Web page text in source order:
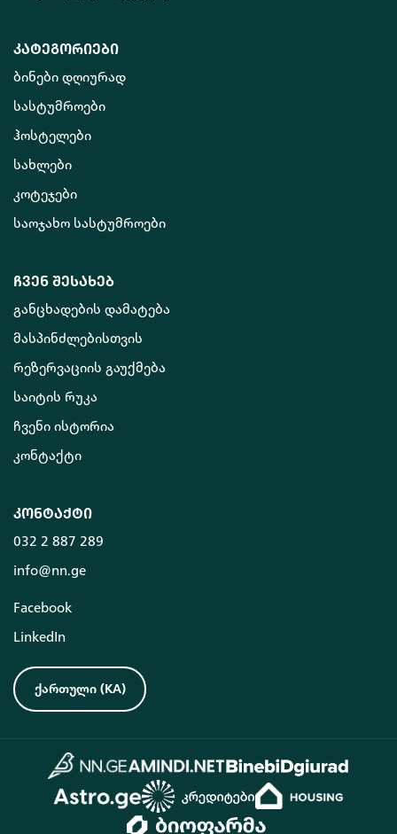
კატეგორიები
ბინები დღიურად
სასტუმროები
ჰოსტელები
სახლები
კოტეჯები
საოჯახო სასტუმროები
ჩვენ შესახებ
განცხადების დამატება
მასპინძლებისთვის
რეზერვაციის გაუქმება
საიტის რუკა
ჩვენი ისტორია
კონტაქტი
კონტაქტი
032 2 887 289
info@nn.ge
Facebook
LinkedIn
ქართული (KA)